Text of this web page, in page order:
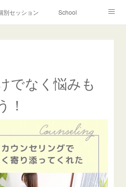
別セッション School
でなく悩みも
！